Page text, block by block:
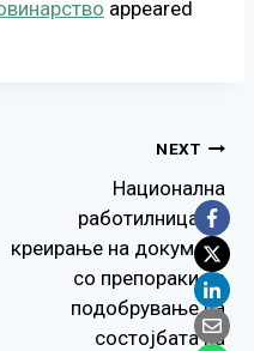
appeared
NEXT
Национална
работилница за
креирање на документ
со препораки за
подобрување на
состојбата на